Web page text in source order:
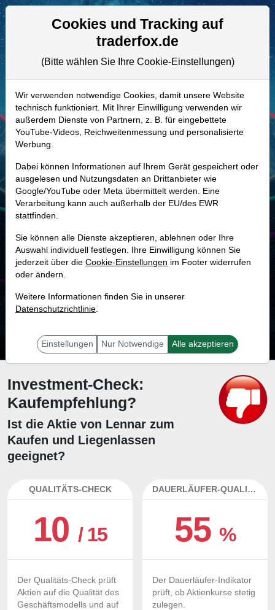
Aktien- und Artikelsuche
851022 | LEN–Lennar Aktie
Realtime-Aktienkurs:
-
-
Marktkapitalisierung 21,19 Mrd. USD
Unternehmenswert 25,07 Mrd. USD
MONKEY-TRADER INDIKATOR
14.5 %
Mit 14.5 % Wahrscheinlichkeit wird selbst der unglücklichst agierende Trader
Investment-Check:
Kaufempfehlung?
Ist die Aktie von Lennar zum
Kaufen und Liegenlassen
geeignet?
QUALITÄTS-CHECK
10 / 15
Der Qualitäts-Check prüft
Aktien auf die Qualität des
Geschäftsmodells und auf
DAUERLÄUFER-QUALITÄTEN
55%
Der Dauerläufer-Indikator
prüft, ob Aktienkurse stetig
zulegen.
Cookies und Tracking auf
traderfox.de
(Bitte wählen Sie Ihre Cookie-Einstellungen)
Wir verwenden notwendige Cookies, damit unsere Website
technisch funktioniert. Mit Ihrer Einwilligung verwenden wir
außerdem Dienste von Partnern, z. B. für eingebettete
YouTube-Videos, Reichweitenmessung und personalisierte
Werbung.
Dabei können Informationen auf Ihrem Gerät gespeichert oder
ausgelesen und Nutzungsdaten an Drittanbieter wie
Google/YouTube oder Meta übermittelt werden. Eine
Verarbeitung kann auch außerhalb der EU/des EWR
stattfinden.
Sie können alle Dienste akzeptieren, ablehnen oder Ihre
Auswahl individuell festlegen. Ihre Einwilligung können Sie
jederzeit über die Cookie-Einstellungen im Footer widerrufen
oder ändern.
Weitere Informationen finden Sie in unserer
Datenschutzrichtlinie.
Einstellungen Nur Notwendige Alle akzeptieren